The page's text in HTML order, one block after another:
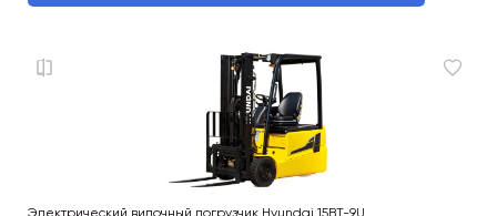
Электрический вилочный погрузчик Hyundai 15BT-9U